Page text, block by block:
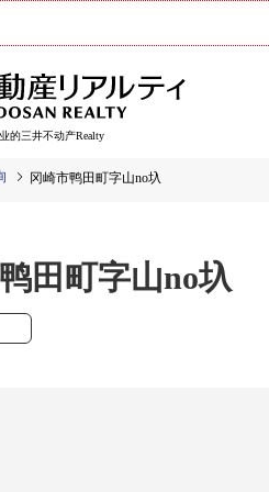
的三井不动产Realty
冈崎市鸭田町字山no圦
田町字山no圦